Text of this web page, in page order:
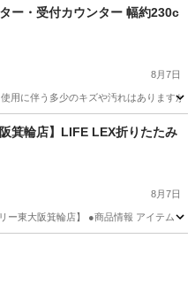
ー・受付カウンター 幅約230c
8月7日
用に伴う多少のキズや汚れはあります
ル カウンター
箕輪店】LIFE LEX折りたたみ
8月7日
リー東大阪箕輪店】 ●商品情報 アイ